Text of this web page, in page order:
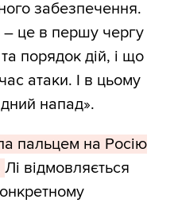
забезпечення.
це в першу чергу
порядок дій, і що
атаки. І в цьому
напад».
пальцем на Росію
Лі відмовляється